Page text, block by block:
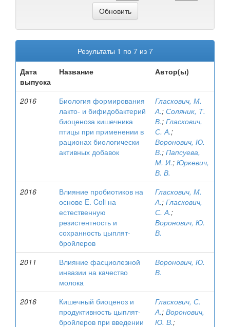
Результаты 1 по 7 из 7
Дата
выпуска
Название Автор(ы)
2016
Биология формирования
лакто- и бифидобактерий
биоценоза кишечника
птицы при применении в
рационах биологически
активных добавок
Гласкович, М.
А.; Соляник, Т.
В.; Гласкович,
С. А.;
Воронович, Ю.
В.; Папсуева,
М. И.; Юркевич,
В. В.
2016
Влияние пробиотиков на
основе E. Coli на
естественную
резистентность и
сохранность цыплят-
бройлеров
Гласкович, М.
А.; Гласкович,
С. А.;
Воронович, Ю.
В.
2011
Влияние фасциолезной
инвазии на качество
молока
Воронович, Ю.
В.
2016
Кишечный биоценоз и
продуктивность цыплят-
бройлеров при введении
Гласкович, С.
А.; Воронович,
Ю. В.;